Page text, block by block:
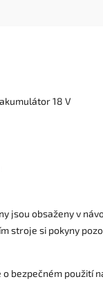
18 V
jsou obsaženy v
stroje si pokyny
bezpečném použití